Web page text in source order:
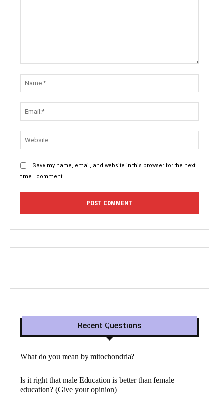
Save my name, email, and website in this browser for the next
time I comment.
Recent Questions
What do you mean by mitochondria?​
Is it right that male Education is better than female
education? (Give your opinion)